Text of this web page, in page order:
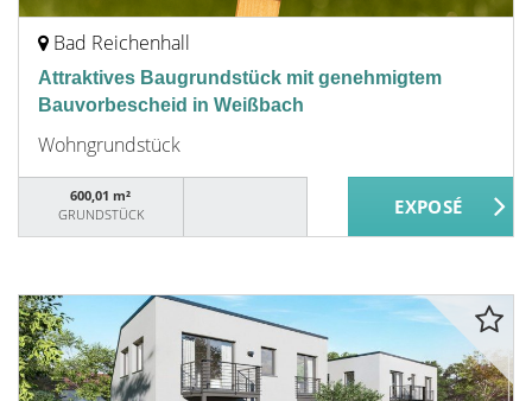
Bad Reichenhall
Attraktives Baugrundstück mit genehmigtem
Bauvorbescheid in Weißbach
Wohngrundstück
600,01 m²
GRUNDSTÜCK